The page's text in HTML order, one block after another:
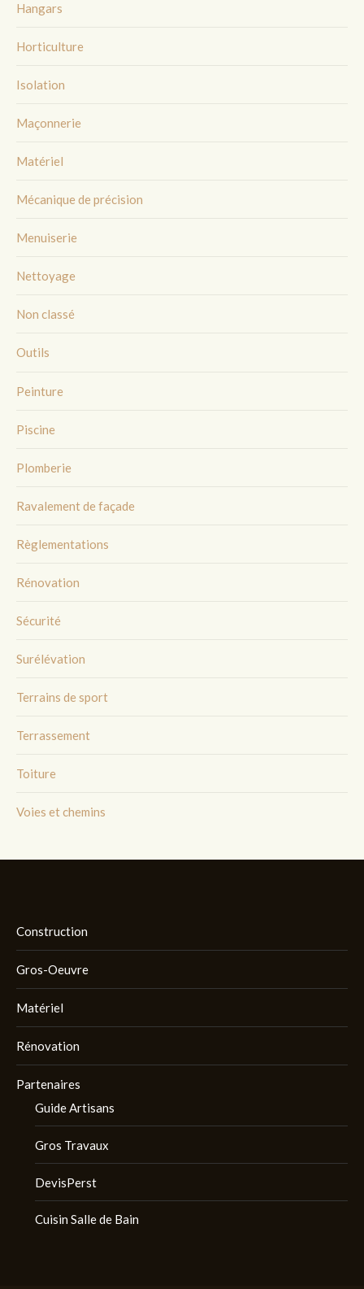
Hangars
Horticulture
Isolation
Maçonnerie
Matériel
Mécanique de précision
Menuiserie
Nettoyage
Non classé
Outils
Peinture
Piscine
Plomberie
Ravalement de façade
Règlementations
Rénovation
Sécurité
Surélévation
Terrains de sport
Terrassement
Toiture
Voies et chemins
Construction
Gros-Oeuvre
Matériel
Rénovation
Partenaires
Guide Artisans
Gros Travaux
DevisPerst
Cuisin Salle de Bain